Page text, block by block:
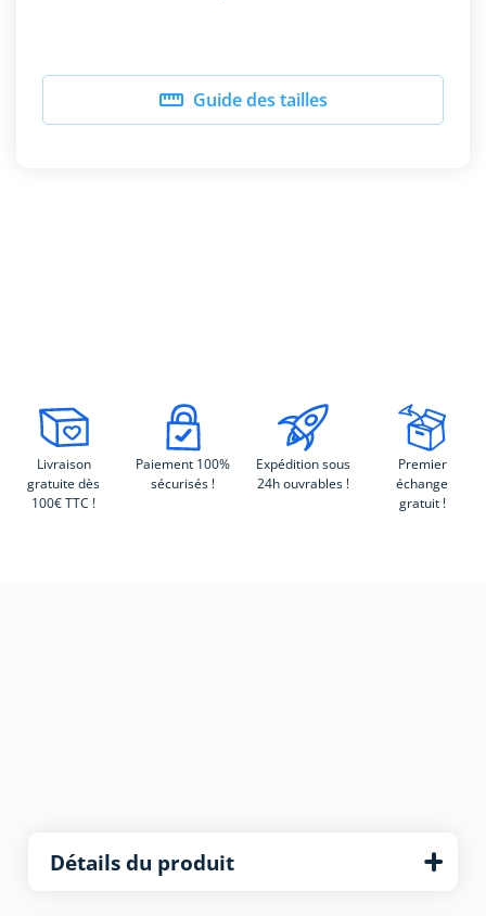
 Guide des tailles
Livraison
gratuite dès
100€ TTC !
Paiement 100%
sécurisés !
Expédition sous
24h ouvrables !
Premier
échange
gratuit !
Détails du produit